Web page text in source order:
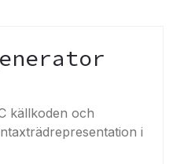
källkoden och
i